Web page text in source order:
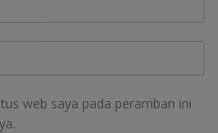
web saya pada peramban ini